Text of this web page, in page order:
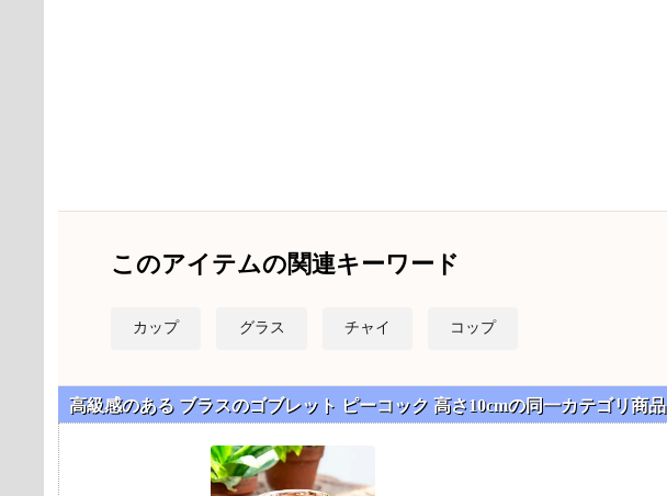
このアイテムの関連キーワード
カップ グラス チャイ コップ
高級感のある ブラスのゴブレット ピーコック 高さ10cmの同一カテゴリ商品